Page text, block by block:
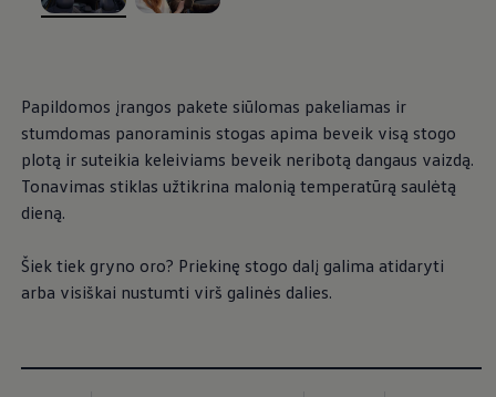
Ratai ir padangos
Transportavimo ir bagažo sprendimai
Pramogos ir elektronika
Suasmeninimas
Sieninė įkrovimo stotelė ir įkrovimo kabeliai
Informacija klientams
Naujausi jūsų Volkswagen automobilio
Vidaus degimo variklį turinčių automobilių
, iš
Papildomos įrangos pakete siūlomas pakeliamas ir
stumdomas panoraminis stogas apima beveik visą stogo
plotą ir suteikia keleiviams beveik neribotą dangaus vaizdą.
Tonavimas stiklas užtikrina malonią temperatūrą saulėtą
dieną.
Šiek tiek gryno oro? Priekinę stogo dalį galima atidaryti
arba visiškai nustumti virš galinės dalies.